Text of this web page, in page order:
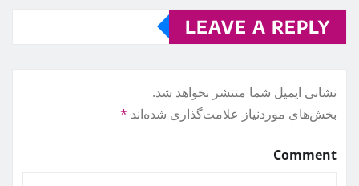
LEAVE A REPLY
نشانی ایمیل شما منتشر نخواهد شد.
بخش‌های موردنیاز علامت‌گذاری شده‌اند *
Comment